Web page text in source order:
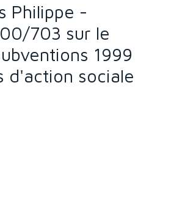
Philippe -
703 sur le
1999
d'action sociale